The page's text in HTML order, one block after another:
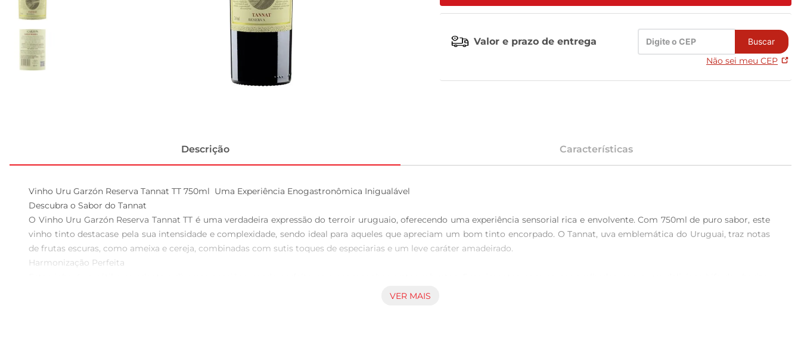
Valor e prazo de entrega Buscar
Não sei meu CEP
Descrição Características
Vinho Uru Garzón Reserva Tannat TT 750ml  Uma Experiência Enogastronômica Inigualável
Descubra o Sabor do Tannat
O Vinho Uru Garzón Reserva Tannat TT é uma verdadeira expressão do terroir uruguaio, oferecendo uma experiência sensorial rica e envolvente. Com 750ml de puro sabor, este
vinho tinto destacase pela sua intensidade e complexidade, sendo ideal para aqueles que apreciam um bom tinto encorpado. O Tannat, uva emblemática do Uruguai, traz notas
de frutas escuras, como ameixa e cereja, combinadas com sutis toques de especiarias e um leve caráter amadeirado.
Harmonização Perfeita
ou com um prato de cordeiro assado. Sua estrutura encorpada e taninos firmes proporcionam um equilíbrio ideal, elevando a experiência gastronômica a um novo patamar.
VER MAIS